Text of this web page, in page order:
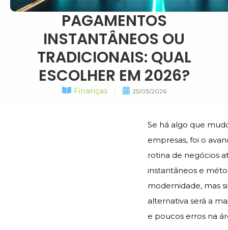
PAGAMENTOS
INSTANTÂNEOS OU
TRADICIONAIS: QUAL
ESCOLHER EM 2026?
Finanças 25/03/2026
Se há algo que
empresas, foi o
rotina de negócios
instantâneos e
modernidade, mas
alternativa será a
e poucos erros na